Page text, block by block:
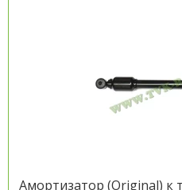
Амортизатор (Original) к